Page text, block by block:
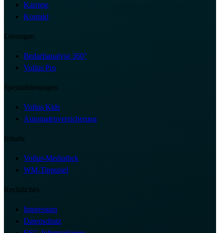
Karriere
Kontakt
Lösungen
Bedarfsanalyse 360°
Vofius Pro
Spezialisierungen
Vofius Kids
Automatenversicherung
Inhalte
Vofius-Mediathek
WM-Tippspiel
Rechtliches
Impressum
Datenschutz